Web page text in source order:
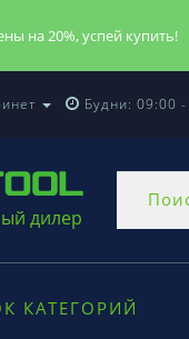
на 20%, успей купить!
Будни: 09:00
дилер
КАТЕГОРИЙ